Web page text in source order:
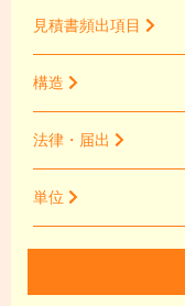
見積書頻出項目
構造
法律・届出
単位